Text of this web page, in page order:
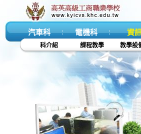
汽車科 電機科 資
科介紹 課程教學 教學設